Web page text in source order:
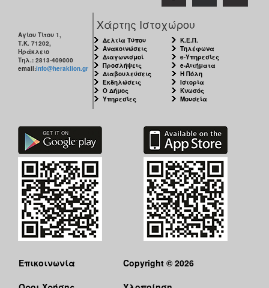
Αγίου Τίτου 1,
Τ.Κ. 71202,
Ηράκλειο
Τηλ.: 2813-409000
email:info@heraklion.gr
Χάρτης Ιστοχώρου
Δελτία Τύπου
Ανακοινώσεις
Διαγωνισμοί
Προσλήψεις
Διαβουλεύσεις
Εκδηλώσεις
Ο Δήμος
Υπηρεσίες
Κ.Ε.Π.
Τηλέφωνα
e-Υπηρεσίες
e-Αιτήματα
Η Πόλη
Ιστορία
Κνωσός
Μουσεία
Επικοινωνία
Copyright © 2026